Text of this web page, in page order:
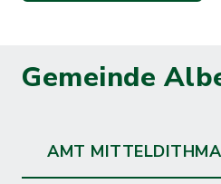
Gemeinde
AMT